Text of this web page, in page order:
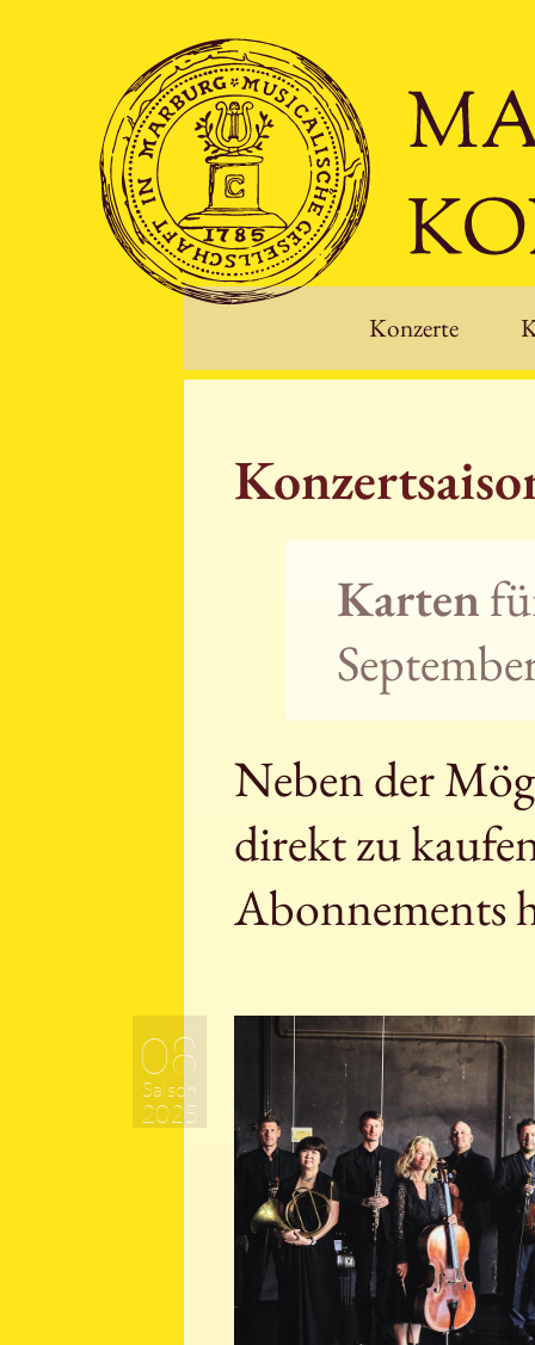
Konzerte
Karten
Neben der
direkt zu
Abonnements
08
Saison
2025